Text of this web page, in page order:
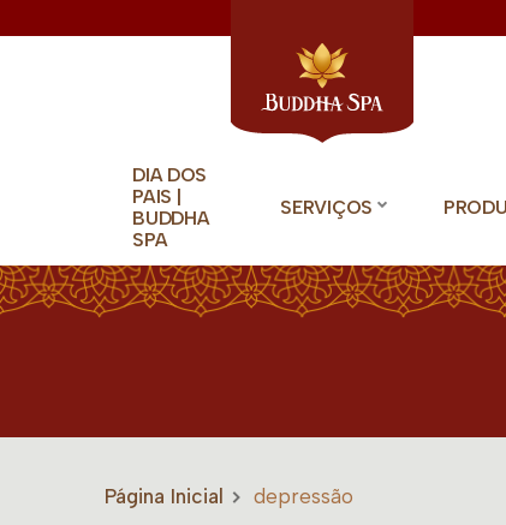
DIA DOS
PAIS |
BUDDHA
SPA
SERVIÇOS
Página Inicial depressão